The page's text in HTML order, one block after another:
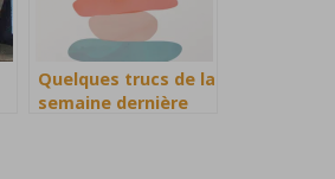
Quelques trucs de la
semaine dernière